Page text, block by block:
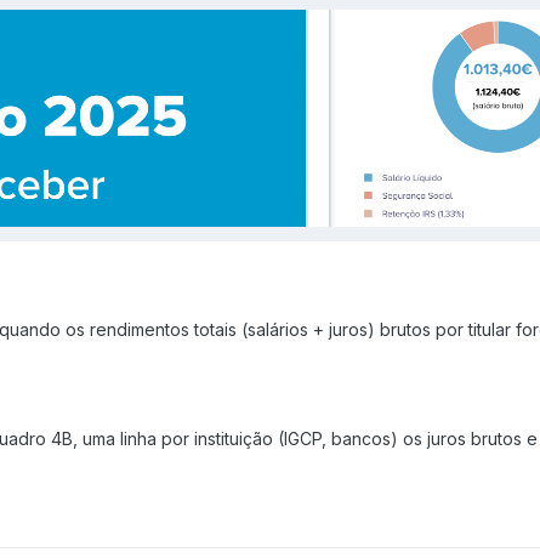
os rendimentos totais (salários + juros) brutos por titular
4B, uma linha por instituição (IGCP, bancos) os juros